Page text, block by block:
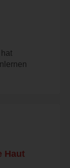
Haut